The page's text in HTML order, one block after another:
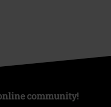
community!